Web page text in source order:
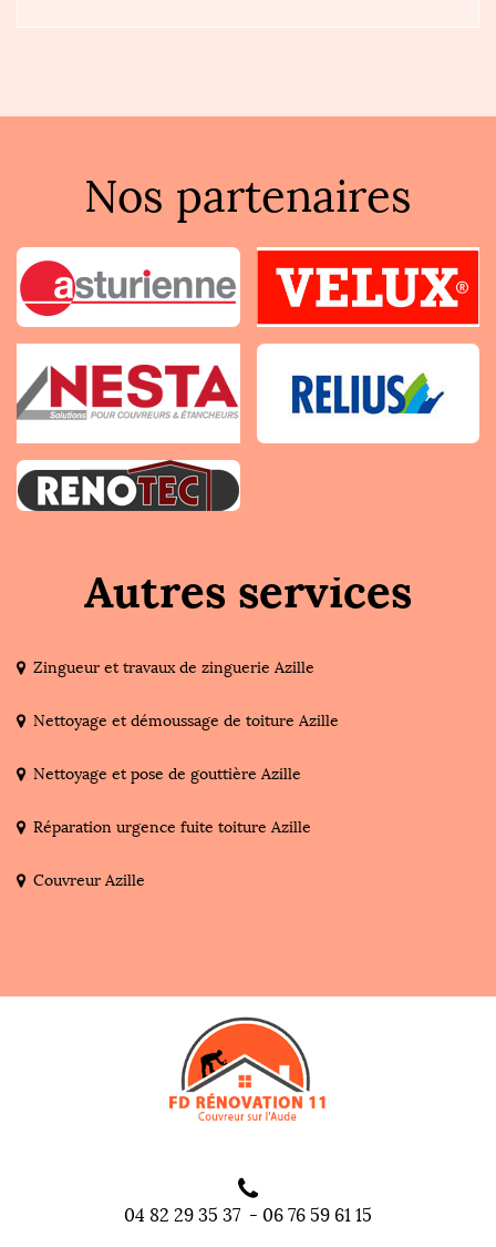
Nos partenaires
Autres services
Zingueur et travaux de zinguerie Azille
Nettoyage et démoussage de toiture Azille
Nettoyage et pose de gouttière Azille
Réparation urgence fuite toiture Azille
Couvreur Azille
04 82 29 35 37 - 06 76 59 61 15